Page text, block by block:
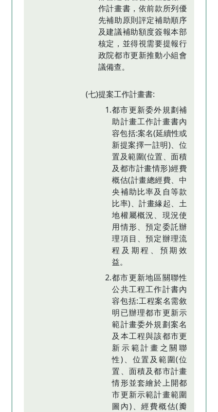
作計畫書，依前款所列優
先補助原則評定補助順序
及建議補助額度簽報本部
核定，並得視需要提報行
政院都市更新推動小組會
議備查。
(七)提案工作計畫書:
1.都市更新委外規劃補
助計畫工作計畫書內
容包括:案名(延續性或
新提案擇一註明)、位
置及範圍(位置、面積
及都市計畫情形)經費
概估(計畫總經費、中
央補助比率及自等款
比率)、計畫緣起、土
地權屬概況、現況使
用情形、預定委託辦
理項目、預定辦理流
程及期程、預期效
益。
2.都市更新地區關聯性
公共工程工作計書內
容包括:工程案名需敘
明已辦理都市更新示
範計畫委外規劃案名
及本工程與該都市更
新示範計畫之關聯
性)、位置及範圍(位
置、面積及都市計畫
情形並套繪於上開都
市更新示範計畫範圍
圖內)、經費概估(瓣